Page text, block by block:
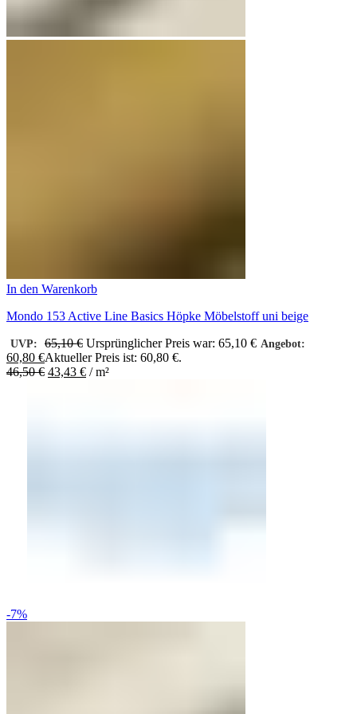
In den Warenkorb
Mondo 153 Active Line Basics Höpke Möbelstoff uni beige
UVP: 65,10€ Ursprünglicher Preis war: 65,10 € Angebot:
60,80 €Aktueller Preis ist: 60,80 €.
46,50€ 43,43 € /m²
-7%